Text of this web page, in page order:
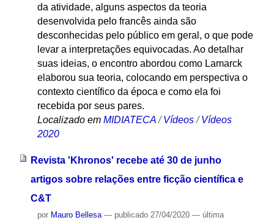
da atividade, alguns aspectos da teoria
desenvolvida pelo francês ainda são
desconhecidas pelo público em geral, o que pode
levar a interpretações equivocadas. Ao detalhar
suas ideias, o encontro abordou como Lamarck
elaborou sua teoria, colocando em perspectiva o
contexto científico da época e como ela foi
recebida por seus pares.
Localizado em MIDIATECA /Vídeos /Vídeos
2020
Revista 'Khronos' recebe até 30 de junho
artigos sobre relações entre ficção científica e
C&T
por Mauro Bellesa — publicado27/04/2020 — última